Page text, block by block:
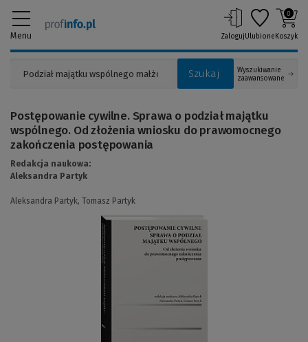
Menu
Szukaj
Wyszukiwanie
zaawansowane
ZalogujUlubione
0
Koszyk
Postępowanie cywilne. Sprawa o podział majątku
wspólnego. Od złożenia wniosku do prawomocnego
zakończenia postępowania
Redakcja naukowa:
Aleksandra Partyk
Aleksandra Partyk, Tomasz Partyk